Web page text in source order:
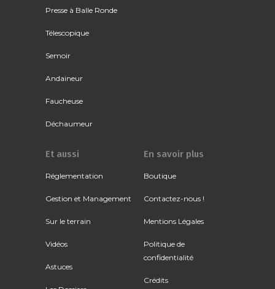
Presse à Balle Ronde
Télescopique
Semoir
Andaineur
Faucheuse
Déchaumeur
Et aussi
Réglementation
Gestion et Management
Sur le terrain
Vidéos
Astuces
En savoir plus
Boutique
Contactez-nous !
Mentions Légales
Politique de
confidentialité
Crédits